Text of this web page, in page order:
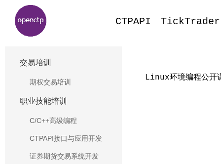
CTPAPI TickTrader
交易培训
期权交易培训
职业技能培训
C/C++高级编程
CTPAPI接口与应用开发
证券期货交易系统开发
Linux环境编程公开